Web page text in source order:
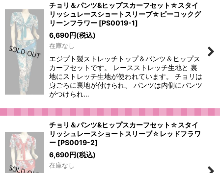
チョリ＆パンツ&ヒップスカーフセット☆スタイ
リッシュレースショートスリーブ☆ピーコックグ
リーンフラワー [PS0019-1]
6,690円(税込)
在庫なし
エジプト製ストレッチトップ＆パンツ＆ヒップス
カーフセットです。 レースストレッチ生地と 裏
地にストレッチ生地が使われています。 チョリは
身ごろに裏地が付けられ、 パンツは内側にパンツ
がつけられ…
チョリ＆パンツ&ヒップスカーフセット☆スタイ
リッシュレースショートスリーブ☆レッドフラワ
ー [PS0019-2]
6,690円(税込)
在庫なし